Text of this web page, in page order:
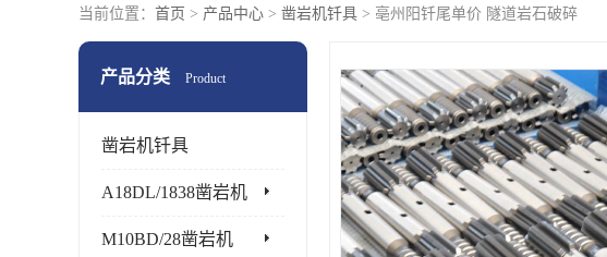
当前位置： 首页 > 产品中心 > 凿岩机钎具 > 亳州阳钎尾单价 隧道岩石破碎
产品分类 Product
凿岩机钎具
A18DL/1838凿岩机
M10BD/28凿岩机